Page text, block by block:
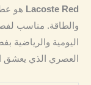
Lacoste Red هو
والطاقة. مناسب
اليومية والرياضية
العصري الذي يعشق